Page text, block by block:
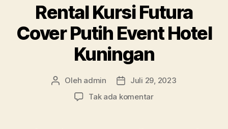
Rental Kursi Futura
Cover Putih Event Hotel
Kuningan
Penulis
artikel
Oleh admin
Tanggal
artikel
Juli 29, 2023
Tak ada komentarpada